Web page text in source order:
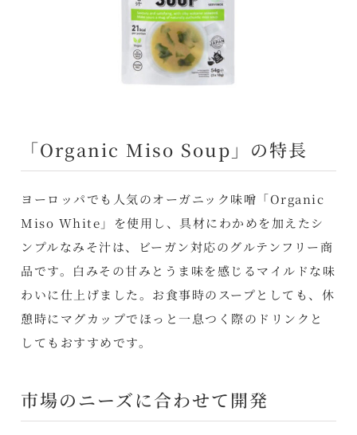
「Organic Miso Soup」の特長
ヨーロッパでも人気のオーガニック味噌「Organic
Miso White」を使用し、具材にわかめを加えたシ
ンプルなみそ汁は、ビーガン対応のグルテンフリー商
品です。白みその甘みとうま味を感じるマイルドな味
わいに仕上げました。お食事時のスープとしても、休
憩時にマグカップでほっと一息つく際のドリンクと
してもおすすめです。
市場のニーズに合わせて開発